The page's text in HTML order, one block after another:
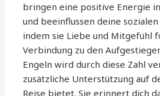
bringen eine positive Energie
und beeinflussen deine
indem sie Liebe und Mitgefühl
Verbindung zu den
Engeln wird durch diese Zahl
zusätzliche Unterstützung auf
Reise bietet. Sie erinnert dich